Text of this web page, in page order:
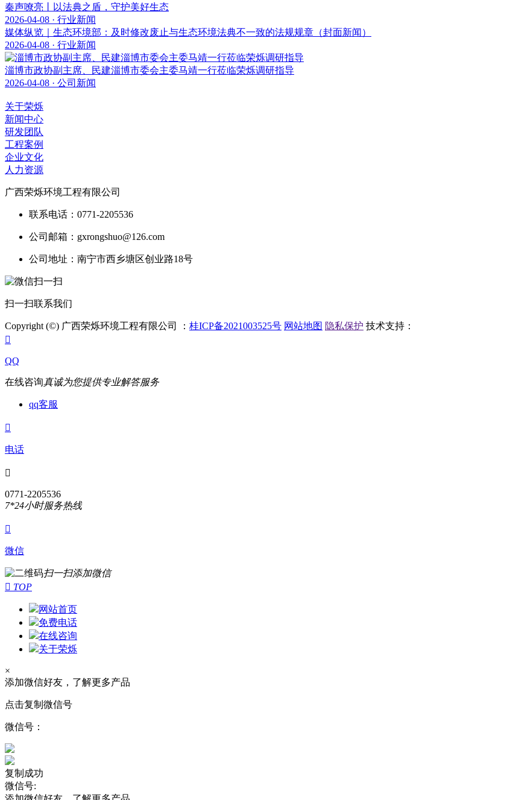
秦声嘹亮丨以法典之盾，守护美好生态
2026-04-08 · 行业新闻
媒体纵览｜生态环境部：及时修改废止与生态环境法典不一致的法规规章（封面新闻）
2026-04-08 · 行业新闻
淄博市政协副主席、民建淄博市委会主委马靖一行莅临荣烁调研指导
2026-04-08 · 公司新闻
关于荣烁
新闻中心
研发团队
工程案例
企业文化
人力资源
广西荣烁环境工程有限公司
联系电话：0771-2205536
公司邮箱：gxrongshuo@126.com
公司地址：南宁市西乡塘区创业路18号
扫一扫联系我们
Copyright (©) 广西荣烁环境工程有限公司 ： 桂ICP备2021003525号 网站地图 隐私保护 技术支持：

QQ
在线咨询真诚为您提供专业解答服务
qq客服

电话

0771-2205536
7*24小时服务热线

微信
扫一扫添加微信
 TOP
网站首页
免费电话
在线咨询
关于荣烁
×
添加微信好友，了解更多产品
点击复制微信号
微信号：
复制成功
微信号: